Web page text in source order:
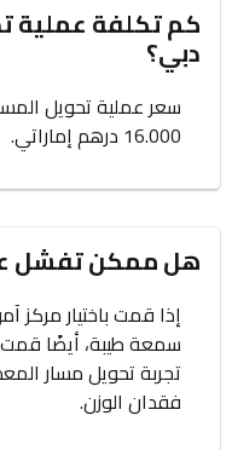
كم تكلفة عملية
دبي؟
سعر عملية تحويل
16.000 درهم إماراتي.
هل ممكن تفشل
إذا قمت باختيار
سمعة طيبة، أيضًا قمت
تجربة تحويل مسار
فقدان الوزن.